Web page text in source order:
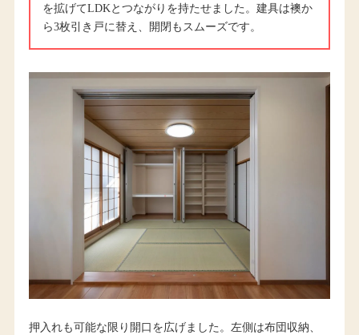
を拡げてLDKとつながりを持たせました。建具は襖か
ら3枚引き戸に替え、開閉もスムーズです。
押入れも可能な限り開口を広げました。左側は布団収納、